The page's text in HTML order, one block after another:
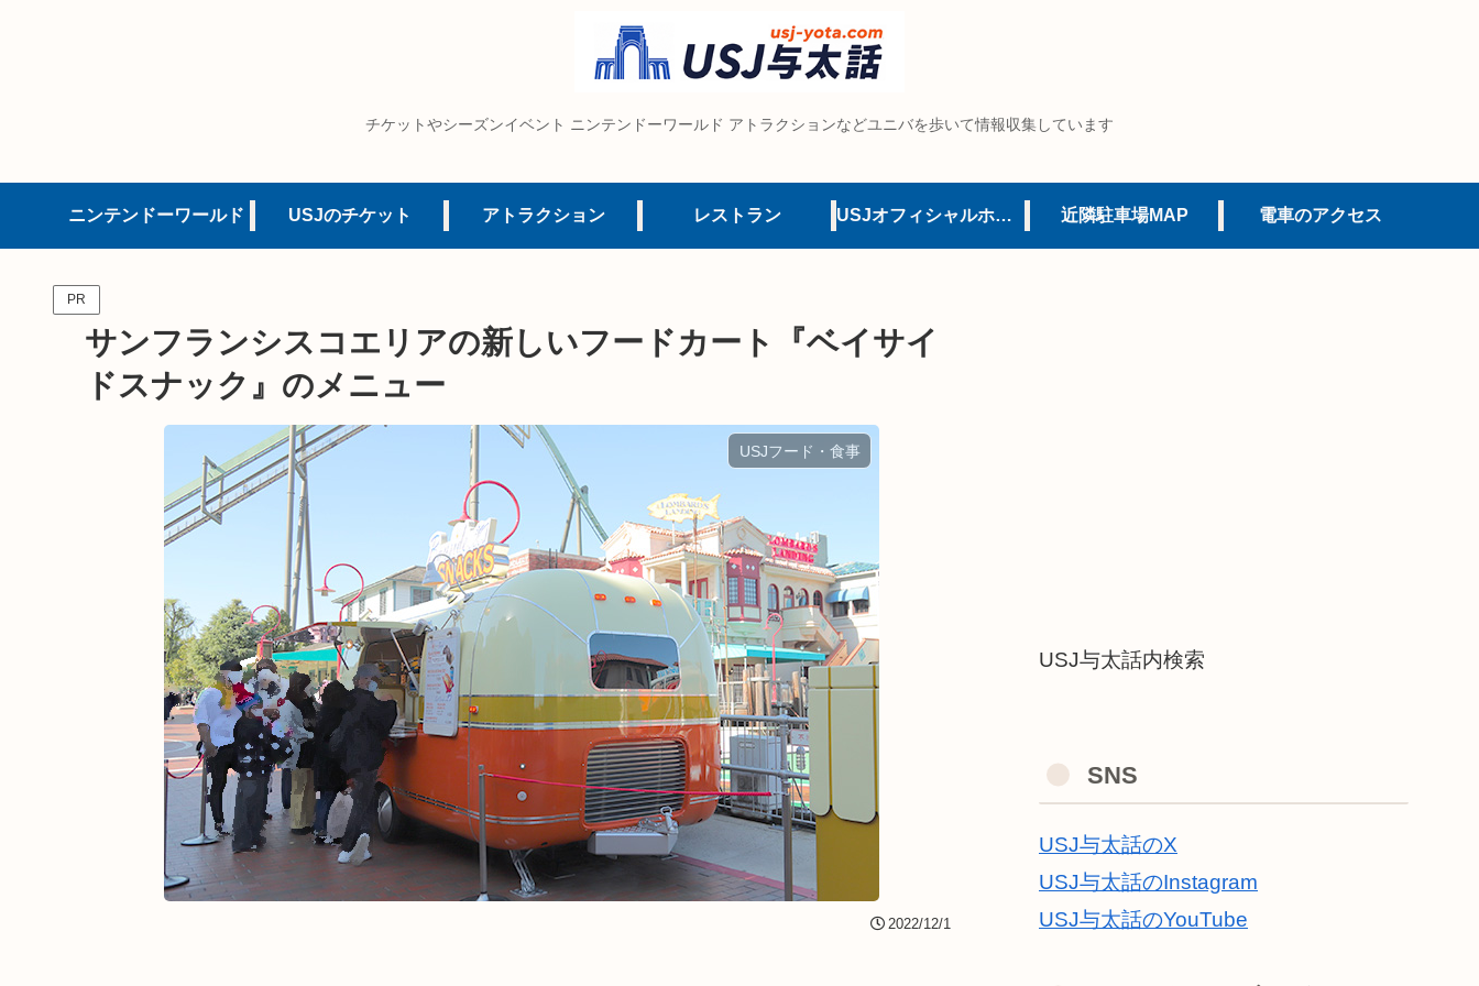
チケットやシーズンイベント ニンテンドーワールド アトラクションなどユニバを歩いて情報収集しています
ニンテンドーワールド USJのチケット アトラクション レストラン USJオフィシャルホテル 近隣駐車場MAP 電車のアクセス
PR
サンフランシスコエリアの新しいフードカート『ベイサイ
ドスナック』のメニュー
USJフード・食事
2022/12/1
USJ与太話内検索
SNS
USJ与太話のX
USJ与太話のInstagram
USJ与太話のYouTube